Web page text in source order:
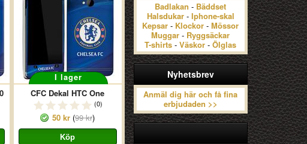
Badlakan - Bäddset
Halsdukar- Iphone-skal
Kepsar - Klockor - Mössor
Muggar - Ryggsäckar
T-shirts - Väskor - Ölglas
Nyhetsbrev
Anmäl dig här och få fina
erbjudaden >>
I lager
CFC Dekal HTC One
(0)
50 kr (99 kr)